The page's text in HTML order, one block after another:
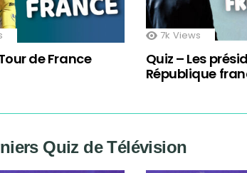
de France
7k Views
Quiz – Les
République
Quiz de Télévision